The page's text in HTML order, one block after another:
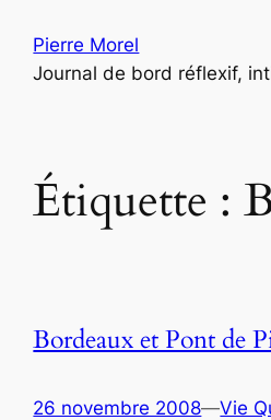
contenu
Pierre Morel
Journal de bord réflexif,
Étiquette :
Bordeaux et Pont de
26 novembre 2008—Vie